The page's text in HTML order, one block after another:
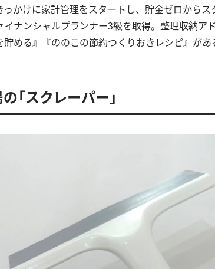
っかけに家計管理をスタートし、貯金ゼロから
イナンシャルプランナー3級を取得。整理収納ア
貯める』『ののこの節約つくりおきレシピ』が
「スクレーパー」